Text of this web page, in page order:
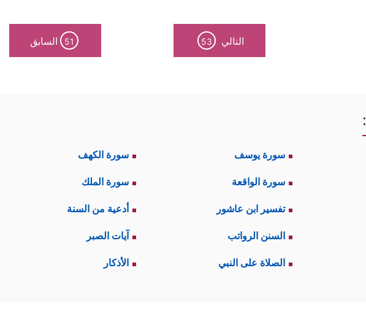
التالي 53
51 السابق
سورة يوسف سورة الكهف
سورة الواقعة سورة الملك
تفسير ابن عاشور أدعية من السنة
السنن الرواتب آيات الصبر
الصلاة على النبي الأذكار